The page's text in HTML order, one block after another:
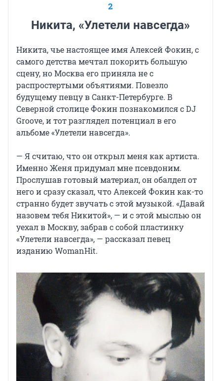
2
Никита, «Улетели навсегда»
Никита, чье настоящее имя Алексей Фокин, с
самого детства мечтал покорить большую
сцену, но Москва его приняла не с
распростертыми объятиями. Повезло
будущему певцу в Санкт-Петербурге. В
Северной столице Фокин познакомился с DJ
Groove, и тот разглядел потенциал в его
альбоме «Улетели навсегда».
— Я считаю, что он открыл меня как артиста.
Именно Женя придумал мне псевдоним.
Прослушав готовый материал, он обалдел от
него и сразу сказал, что Алексей Фокин как-то
странно будет звучать с этой музыкой. «Давай
назовем тебя Никитой», — и с этой мыслью он
уехал в Москву, забрав с собой пластинку
«Улетели навсегда», — рассказал певец
изданию WomanHit.